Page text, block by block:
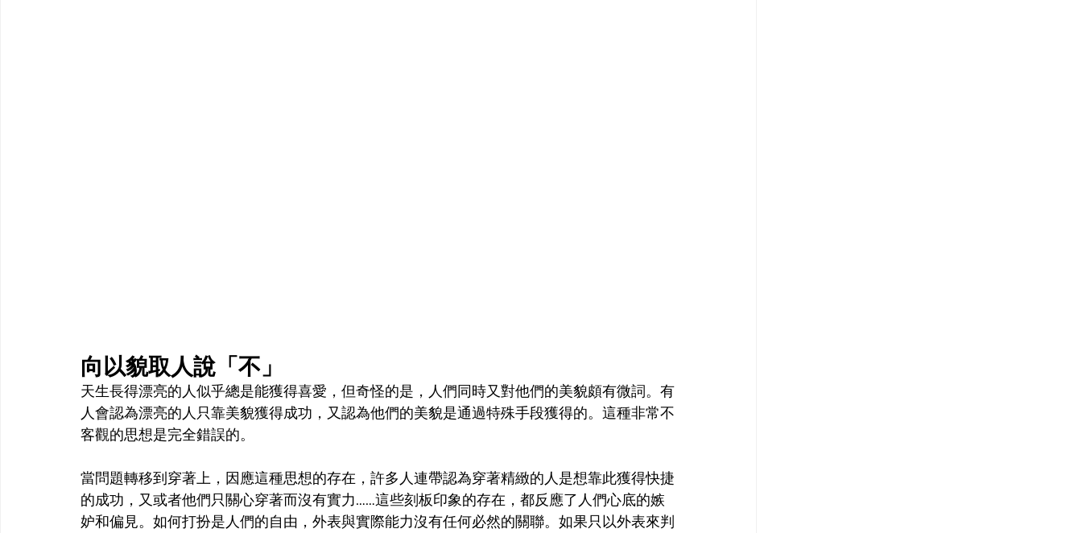
向以貌取人說「不」
天生長得漂亮的人似乎總是能獲得喜愛，但奇怪的是，人們同時又對他們的美貌頗有微詞。有
人會認為漂亮的人只靠美貌獲得成功，又認為他們的美貌是通過特殊手段獲得的。這種非常不
客觀的思想是完全錯誤的。
當問題轉移到穿著上，因應這種思想的存在，許多人連帶認為穿著精緻的人是想靠此獲得快捷
的成功，又或者他們只關心穿著而沒有實力……這些刻板印象的存在，都反應了人們心底的嫉
妒和偏見。如何打扮是人們的自由，外表與實際能力沒有任何必然的關聯。如果只以外表來判